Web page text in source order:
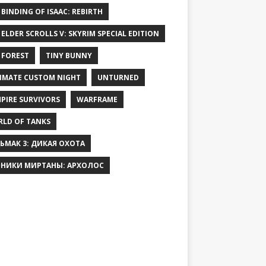
BINDING OF ISAAC: REBIRTH
SCROLLS V: SKYRIM SPECIAL EDITION
TINY BUNNY
CUSTOM NIGHT UNTURNED
SURVIVORS WARFRAME
OF TANKS
3: ДИКАЯ ОХОТА
МИРТАНЫ: АРХОЛОС